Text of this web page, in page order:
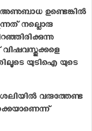
ഉണ്ടെങ്കിൽ
നല്ലൊരു
യുടിഐ യുടെ
വരുത്തേണ്ട